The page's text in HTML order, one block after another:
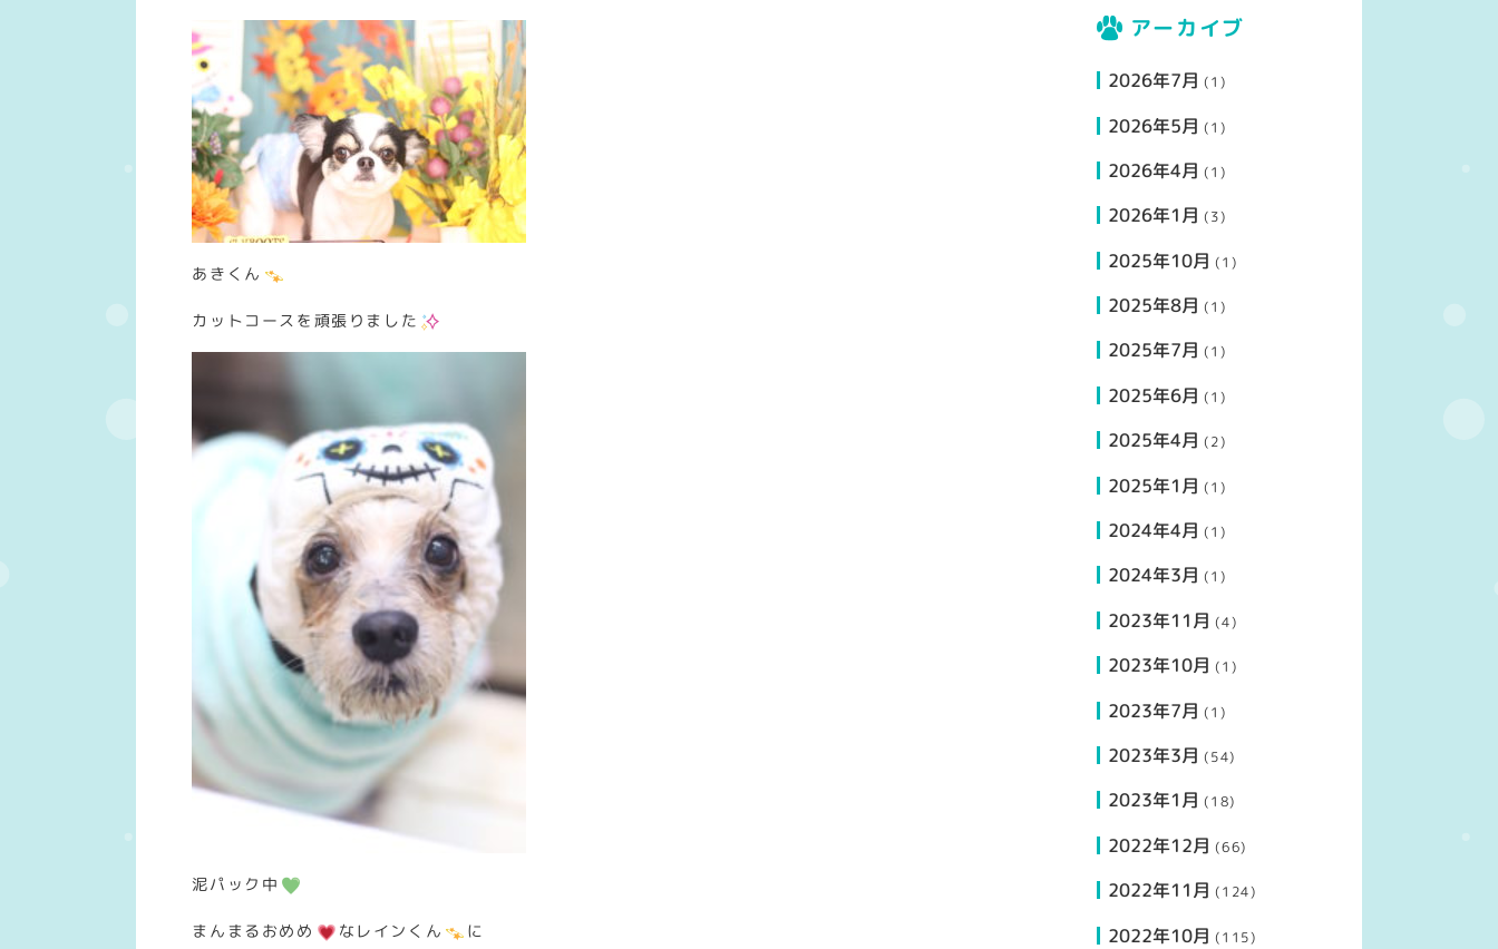
あきくん
カットコースを頑張りました
泥パック中
まんまるおめめ なレインくん に
アーカイブ
2026年7月 (1)
2026年5月 (1)
2026年4月 (1)
2026年1月 (3)
2025年10月 (1)
2025年8月 (1)
2025年7月 (1)
2025年6月 (1)
2025年4月 (2)
2025年1月 (1)
2024年4月 (1)
2024年3月 (1)
2023年11月 (4)
2023年10月 (1)
2023年7月 (1)
2023年3月 (54)
2023年1月 (18)
2022年12月 (66)
2022年11月 (124)
2022年10月 (115)